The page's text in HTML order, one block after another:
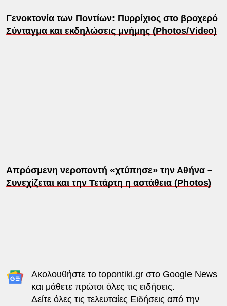
Γενοκτονία των Ποντίων: Πυρρίχιος στο βροχερό
Σύνταγμα και εκδηλώσεις μνήμης (Photos/Video)
Απρόσμενη νεροποντή «χτύπησε» την Αθήνα –
Συνεχίζεται και την Τετάρτη η αστάθεια (Photos)
Ακολουθήστε το topontiki.grστο Google News
και μάθετε πρώτοι όλες τις ειδήσεις.
Δείτε όλες τις τελευταίες Ειδήσεις από την